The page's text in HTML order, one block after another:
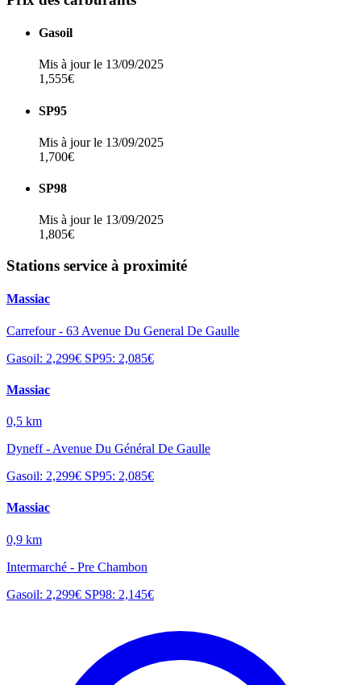
Gasoil
Mis à jour le 13/09/2025
1,555€
SP95
Mis à jour le 13/09/2025
1,700€
SP98
Mis à jour le 13/09/2025
1,805€
Stations service à proximité
Massiac
Carrefour - 63 Avenue Du General De Gaulle
Gasoil: 2,299€ SP95: 2,085€
Massiac
0,5 km
Dyneff - Avenue Du Général De Gaulle
Gasoil: 2,299€ SP95: 2,085€
Massiac
0,9 km
Intermarché - Pre Chambon
Gasoil: 2,299€ SP98: 2,145€